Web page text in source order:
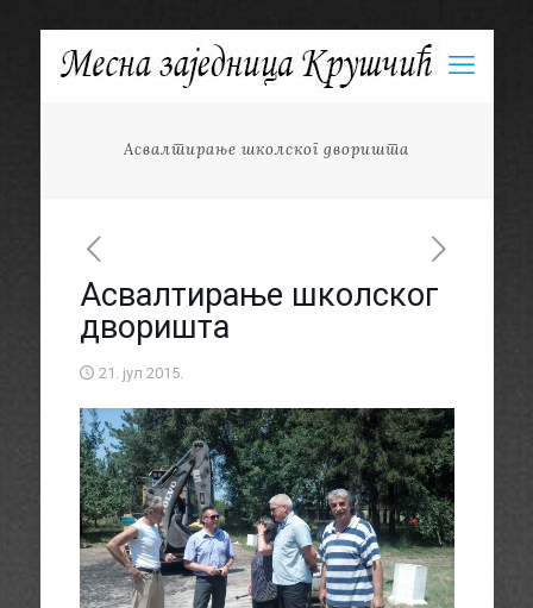
Асвалтирање школског дворишта
Асвалтирање школског
дворишта
21. јул 2015.